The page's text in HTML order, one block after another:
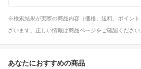
※検索結果が実際の商品内容（価格、送料、ポイン
ざいます。正しい情報は商品ページをご確認ください
あなたにおすすめの商品